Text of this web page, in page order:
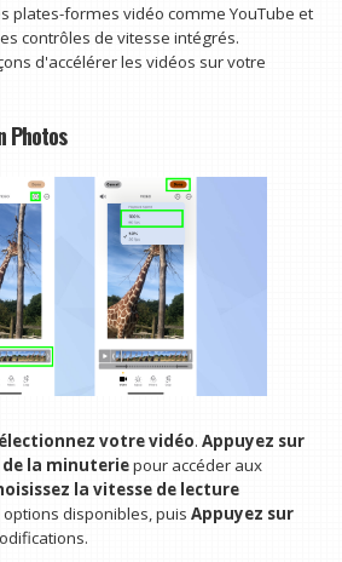
plates-formes vidéo comme YouTube et
contrôles de vitesse intégrés.
d'accélérer les vidéos sur votre
Photos
votre vidéo.Appuyez sur
de la minuteriepour accéder aux
la vitesse de lecture
options disponibles, puisAppuyez sur